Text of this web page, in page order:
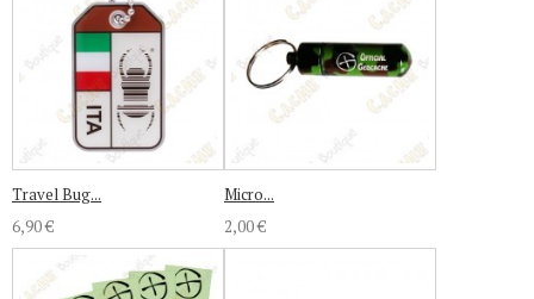
Travel Bug...
6,90 €
Micro...
2,00 €